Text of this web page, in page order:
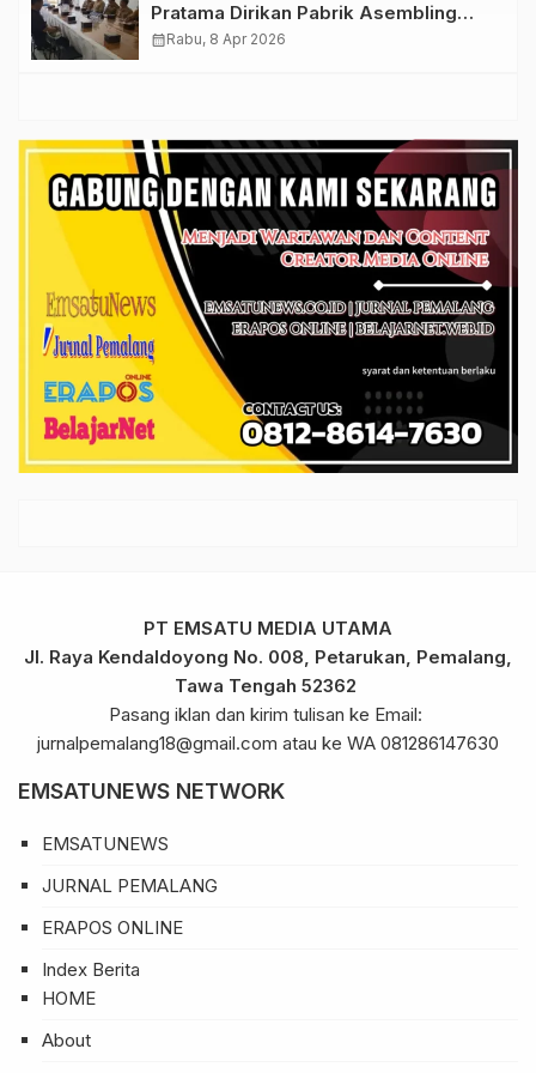
Pratama Dirikan Pabrik Asembling
Otomotif di Pemalang
calendar_monthRabu, 8 Apr 2026
PT EMSATU MEDIA UTAMA
Jl. Raya Kendaldoyong No. 008, Petarukan, Pemalang,
Tawa Tengah 52362
Pasang iklan dan kirim tulisan ke Email:
jurnalpemalang18@gmail.com atau ke WA 081286147630
EMSATUNEWS NETWORK
EMSATUNEWS
JURNAL PEMALANG
ERAPOS ONLINE
Index Berita
HOME
About